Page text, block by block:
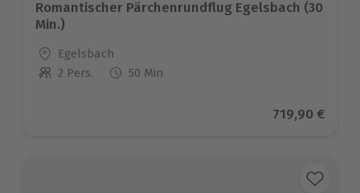
Romantischer Pärchenrundflug Egelsbach (30
Min.)
Standort
Egelsbach
Anzahl der Teilnehmer
2 Pers. 50 Min
Aktueller
719,90 €